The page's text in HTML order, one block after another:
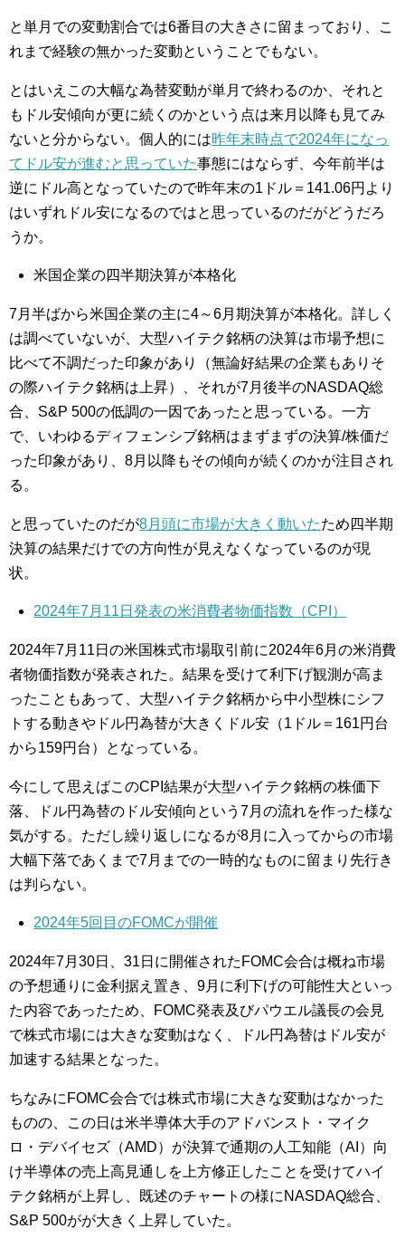
と単月での変動割合では6番目の大きさに留まっており、こ
れまで経験の無かった変動ということでもない。
とはいえこの大幅な為替変動が単月で終わるのか、それと
もドル安傾向が更に続くのかという点は来月以降も見てみ
ないと分からない。個人的には昨年末時点で2024年になっ
てドル安が進むと思っていた事態にはならず、今年前半は
逆にドル高となっていたので昨年末の1ドル＝141.06円より
はいずれドル安になるのではと思っているのだがどうだろ
うか。
米国企業の四半期決算が本格化
7月半ばから米国企業の主に4～6月期決算が本格化。詳しく
は調べていないが、大型ハイテク銘柄の決算は市場予想に
比べて不調だった印象があり（無論好結果の企業もありそ
の際ハイテク銘柄は上昇）、それが7月後半のNASDAQ総
合、S&P 500の低調の一因であったと思っている。一方
で、いわゆるディフェンシブ銘柄はまずまずの決算/株価だ
った印象があり、8月以降もその傾向が続くのかが注目され
る。
と思っていたのだが8月頭に市場が大きく動いたため四半期
決算の結果だけでの方向性が見えなくなっているのが現
状。
2024年7月11日発表の米消費者物価指数（CPI）
2024年7月11日の米国株式市場取引前に2024年6月の米消費
者物価指数が発表された。結果を受けて利下げ観測が高ま
ったこともあって、大型ハイテク銘柄から中小型株にシフ
トする動きやドル円為替が大きくドル安（1ドル＝161円台
から159円台）となっている。
今にして思えばこのCPI結果が大型ハイテク銘柄の株価下
落、ドル円為替のドル安傾向という7月の流れを作った様な
気がする。ただし繰り返しになるが8月に入ってからの市場
大幅下落であくまで7月までの一時的なものに留まり先行き
は判らない。
2024年5回目のFOMCが開催
2024年7月30日、31日に開催されたFOMC会合は概ね市場
の予想通りに金利据え置き、9月に利下げの可能性大といっ
た内容であったため、FOMC発表及びパウエル議長の会見
で株式市場には大きな変動はなく、ドル円為替はドル安が
加速する結果となった。
ちなみにFOMC会合では株式市場に大きな変動はなかった
ものの、この日は米半導体大手のアドバンスト・マイク
ロ・デバイセズ（AMD）が決算で通期の人工知能（AI）向
け半導体の売上高見通しを上方修正したことを受けてハイ
テク銘柄が上昇し、既述のチャートの様にNASDAQ総合、
S&P 500がが大きく上昇していた。